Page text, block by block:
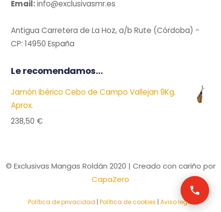
Email:info@exclusivasmr.es
Antigua Carretera de La Hoz, a/b Rute (Córdoba) -
CP: 14950 España
Le recomendamos…
Jamón Ibérico Cebo de Campo Vallejan 9Kg.
Aprox.
238,50 €
© Exclusivas Mangas Roldán 2020 | Creado con cariño por
CapaZero
Política de privacidad | Política de cookies | Aviso legal